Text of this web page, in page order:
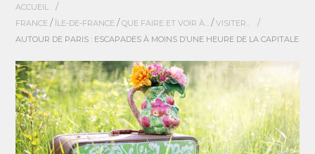
ACCUEIL /
FRANCE / ÎLE-DE-FRANCE /QUE FAIRE ET VOIR À... /VISITER... /
AUTOUR DE PARIS : ESCAPADES À MOINS D’UNE HEURE DE LA CAPITALE